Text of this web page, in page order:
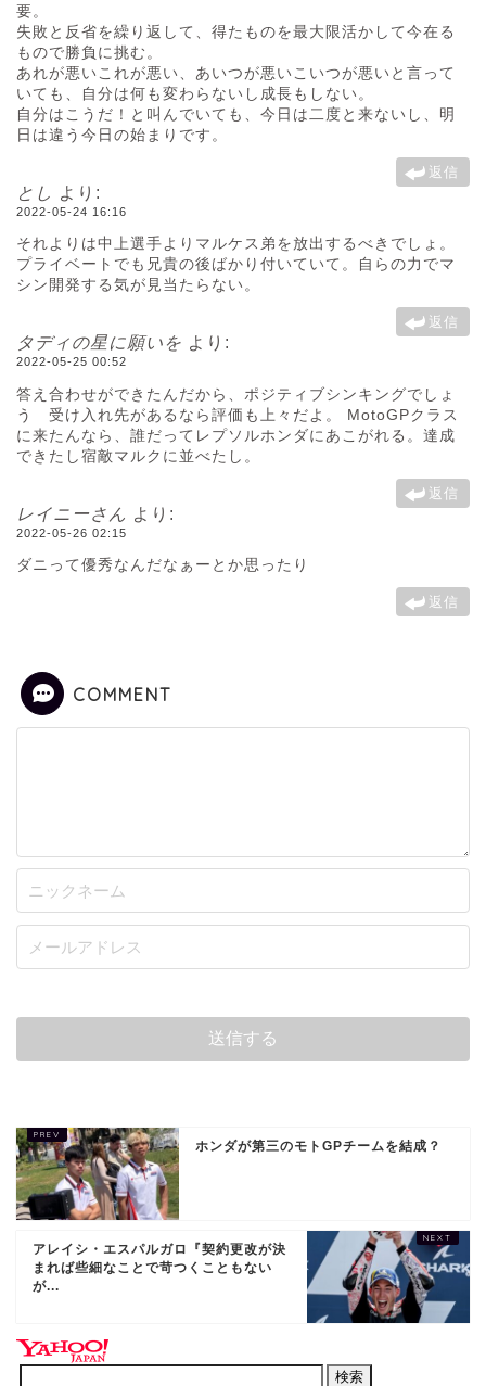
要。
失敗と反省を繰り返して、得たものを最大限活かして今在る
もので勝負に挑む。
あれが悪いこれが悪い、あいつが悪いこいつが悪いと言って
いても、自分は何も変わらないし成長もしない。
自分はこうだ！と叫んでいても、今日は二度と来ないし、明
日は違う今日の始まりです。
返信
とし より:
2022-05-24 16:16
それよりは中上選手よりマルケス弟を放出するべきでしょ。
プライベートでも兄貴の後ばかり付いていて。自らの力でマ
シン開発する気が見当たらない。
返信
タディの星に願いを より:
2022-05-25 00:52
答え合わせができたんだから、ポジティブシンキングでしょ
う 受け入れ先があるなら評価も上々だよ。 MotoGPクラス
に来たんなら、誰だってレプソルホンダにあこがれる。達成
できたし宿敵マルクに並べたし。
返信
レイニーさん より:
2022-05-26 02:15
ダニって優秀なんだなぁーとか思ったり
返信
COMMENT
ホンダが第三のモトGPチームを結成？
アレイシ・エスパルガロ『契約更改が決
まれば些細なことで苛つくこともない
が...